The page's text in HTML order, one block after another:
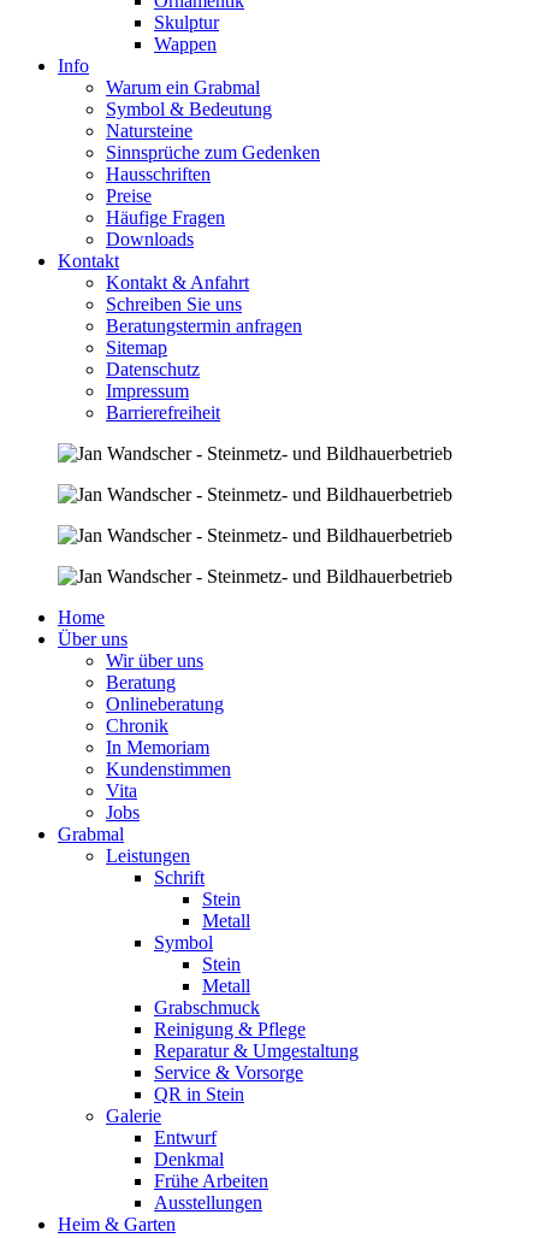
Skulptur
Wappen
Info
Warum ein Grabmal
Symbol & Bedeutung
Natursteine
Sinnsprüche zum Gedenken
Hausschriften
Preise
Häufige Fragen
Downloads
Kontakt
Kontakt & Anfahrt
Schreiben Sie uns
Beratungstermin anfragen
Sitemap
Datenschutz
Impressum
Barrierefreiheit
Home
Über uns
Wir über uns
Beratung
Onlineberatung
Chronik
In Memoriam
Kundenstimmen
Vita
Jobs
Grabmal
Leistungen
Schrift
Stein
Metall
Symbol
Stein
Metall
Grabschmuck
Reinigung & Pflege
Reparatur & Umgestaltung
Service & Vorsorge
QR in Stein
Galerie
Entwurf
Denkmal
Frühe Arbeiten
Ausstellungen
Heim & Garten